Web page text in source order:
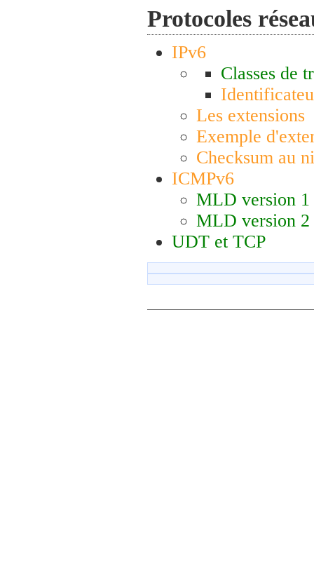
Protocoles
IPv6
Classes de
Les extensions
Exemple
Checksum au
ICMPv6
MLD version 1
MLD version 2
UDT et TCP